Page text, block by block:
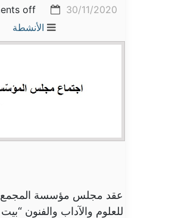
30/11/2020
off
الأنشطة
عقد مجلس مؤسسة المجمع
للعلوم والآداب والفنون